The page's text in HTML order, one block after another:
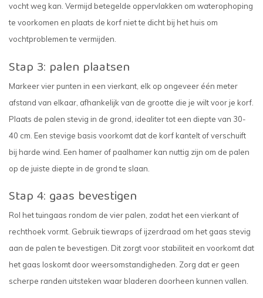
vocht weg kan. Vermijd betegelde oppervlakken om waterophoping
te voorkomen en plaats de korf niet te dicht bij het huis om
vochtproblemen te vermijden.
Stap 3: palen plaatsen
Markeer vier punten in een vierkant, elk op ongeveer één meter
afstand van elkaar, afhankelijk van de grootte die je wilt voor je korf.
Plaats de palen stevig in de grond, idealiter tot een diepte van 30-
40 cm. Een stevige basis voorkomt dat de korf kantelt of verschuift
bij harde wind. Een hamer of paalhamer kan nuttig zijn om de palen
op de juiste diepte in de grond te slaan.
Stap 4: gaas bevestigen
Rol het tuingaas rondom de vier palen, zodat het een vierkant of
rechthoek vormt. Gebruik tiewraps of ijzerdraad om het gaas stevig
aan de palen te bevestigen. Dit zorgt voor stabiliteit en voorkomt dat
het gaas loskomt door weersomstandigheden. Zorg dat er geen
scherpe randen uitsteken waar bladeren doorheen kunnen vallen.